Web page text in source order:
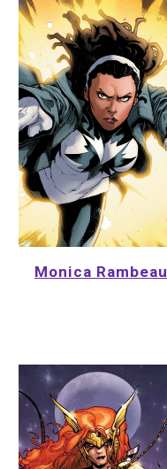
Monica Rambeau